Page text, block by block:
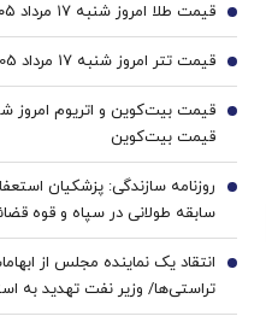
قیمت طلا امروز شنبه ۱۷ مرداد ۱۴۰۵/ افزایش قیمت طلا 1
قیمت تتر امروز شنبه ۱۷ مرداد 1405 / کاهش قیمت تتر 2
قیمت بیت‌کوین
3
روزنامه سازندگی: پزشکیان
سابقه طولانی در سپاه و قوه
رسید؟
4
انتقاد یک نماینده مجلس از
تراستی‌ها/ وزیر نفت تهدید به
5